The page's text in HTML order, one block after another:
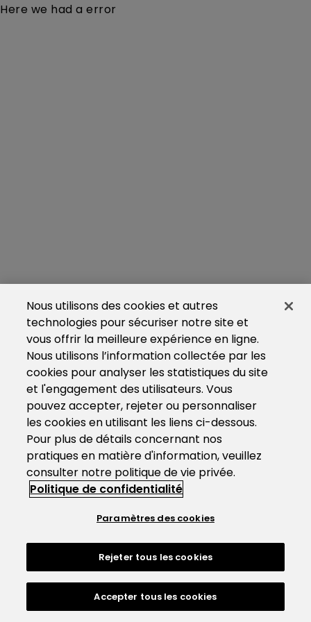
Here we had a error
Nous utilisons des cookies et autres
technologies pour sécuriser notre site et
vous offrir la meilleure expérience en ligne.
Nous utilisons l’information collectée par les
cookies pour analyser les statistiques du site
et l'engagement des utilisateurs. Vous
pouvez accepter, rejeter ou personnaliser
les cookies en utilisant les liens ci-dessous.
Pour plus de détails concernant nos
pratiques en matière d'information, veuillez
consulter notre politique de vie privée.
Politique de confidentialité
Paramètres des cookies
Rejeter tous les cookies
Accepter tous les cookies